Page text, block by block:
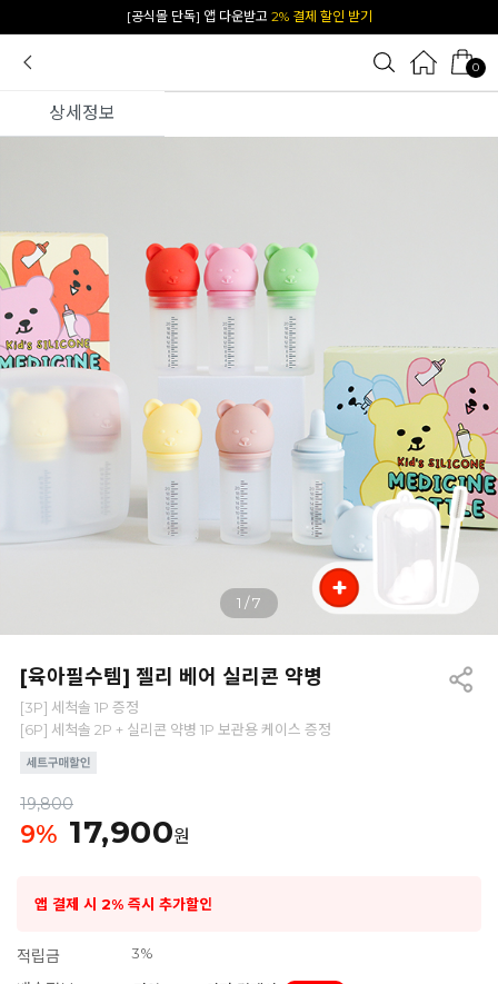
카카오 플친 추가하면1천원 즉시 할인 쿠폰
0
상세정보
1 /7
[육아필수템] 젤리 베어 실리콘 약병
[3P] 세척솔 1P 증정
[6P] 세척솔 2P + 실리콘 약병 1P 보관용 케이스 증정
19,800
9% 17,900원
앱 결제 시 2% 즉시 추가할인
적립금 3%